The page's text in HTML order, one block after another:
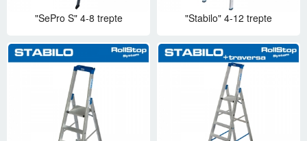
"SePro S" 4-8 trepte "Stabilo" 4-12 trepte